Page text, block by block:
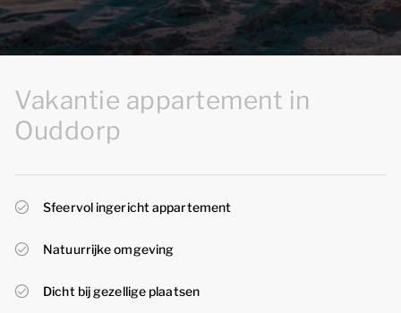
Vakantie appartement in
Ouddorp
Sfeervol ingericht appartement
Natuurrijke omgeving
Dicht bij gezellige plaatsen